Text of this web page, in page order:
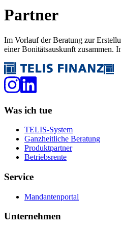
Partner
Im Vorlauf der Beratung zur
einer Bonitätsauskunft zusammen.
Was ich tue
TELIS-System
Ganzheitliche Beratung
Produktpartner
Betriebsrente
Service
Mandantenportal
Unternehmen